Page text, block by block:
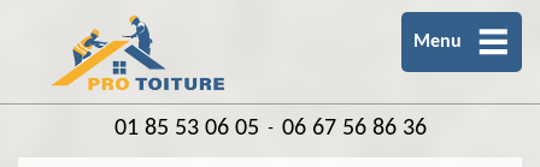
Menu
01 85 53 06 05 - 06 67 56 86 36